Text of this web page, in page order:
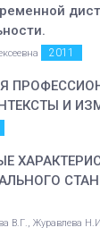
2011
И
В.Г., Журавлева